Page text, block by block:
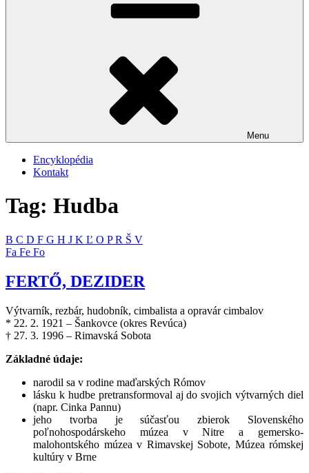
Menu
Encyklopédia
Kontakt
Tag: Hudba
B C D F G H J K Ľ O PR Š V
Fa Fe Fo
FERTŐ, DEZIDER
Výtvarník, rezbár, hudobník, cimbalista a opravár cimbalov
* 22. 2. 1921 – Šankovce (okres Revúca)
† 27. 3. 1996 – Rimavská Sobota
Základné údaje:
narodil sa v rodine maďarských Rómov
lásku k hudbe pretransformoval aj do svojich výtvarných diel
(napr. Cinka Pannu)
jeho tvorba je súčasťou zbierok Slovenského
poľnohospodárskeho múzea v Nitre a gemersko-
malohontského múzea v Rimavskej Sobote, Múzea rómskej
kultúry v Brne